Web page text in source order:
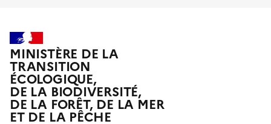
MINISTÈRE DE LA
TRANSITION
ÉCOLOGIQUE,
DE LA BIODIVERSITÉ,
DE LA FORÊT, DE LA MER
ET DE LA PÊCHE